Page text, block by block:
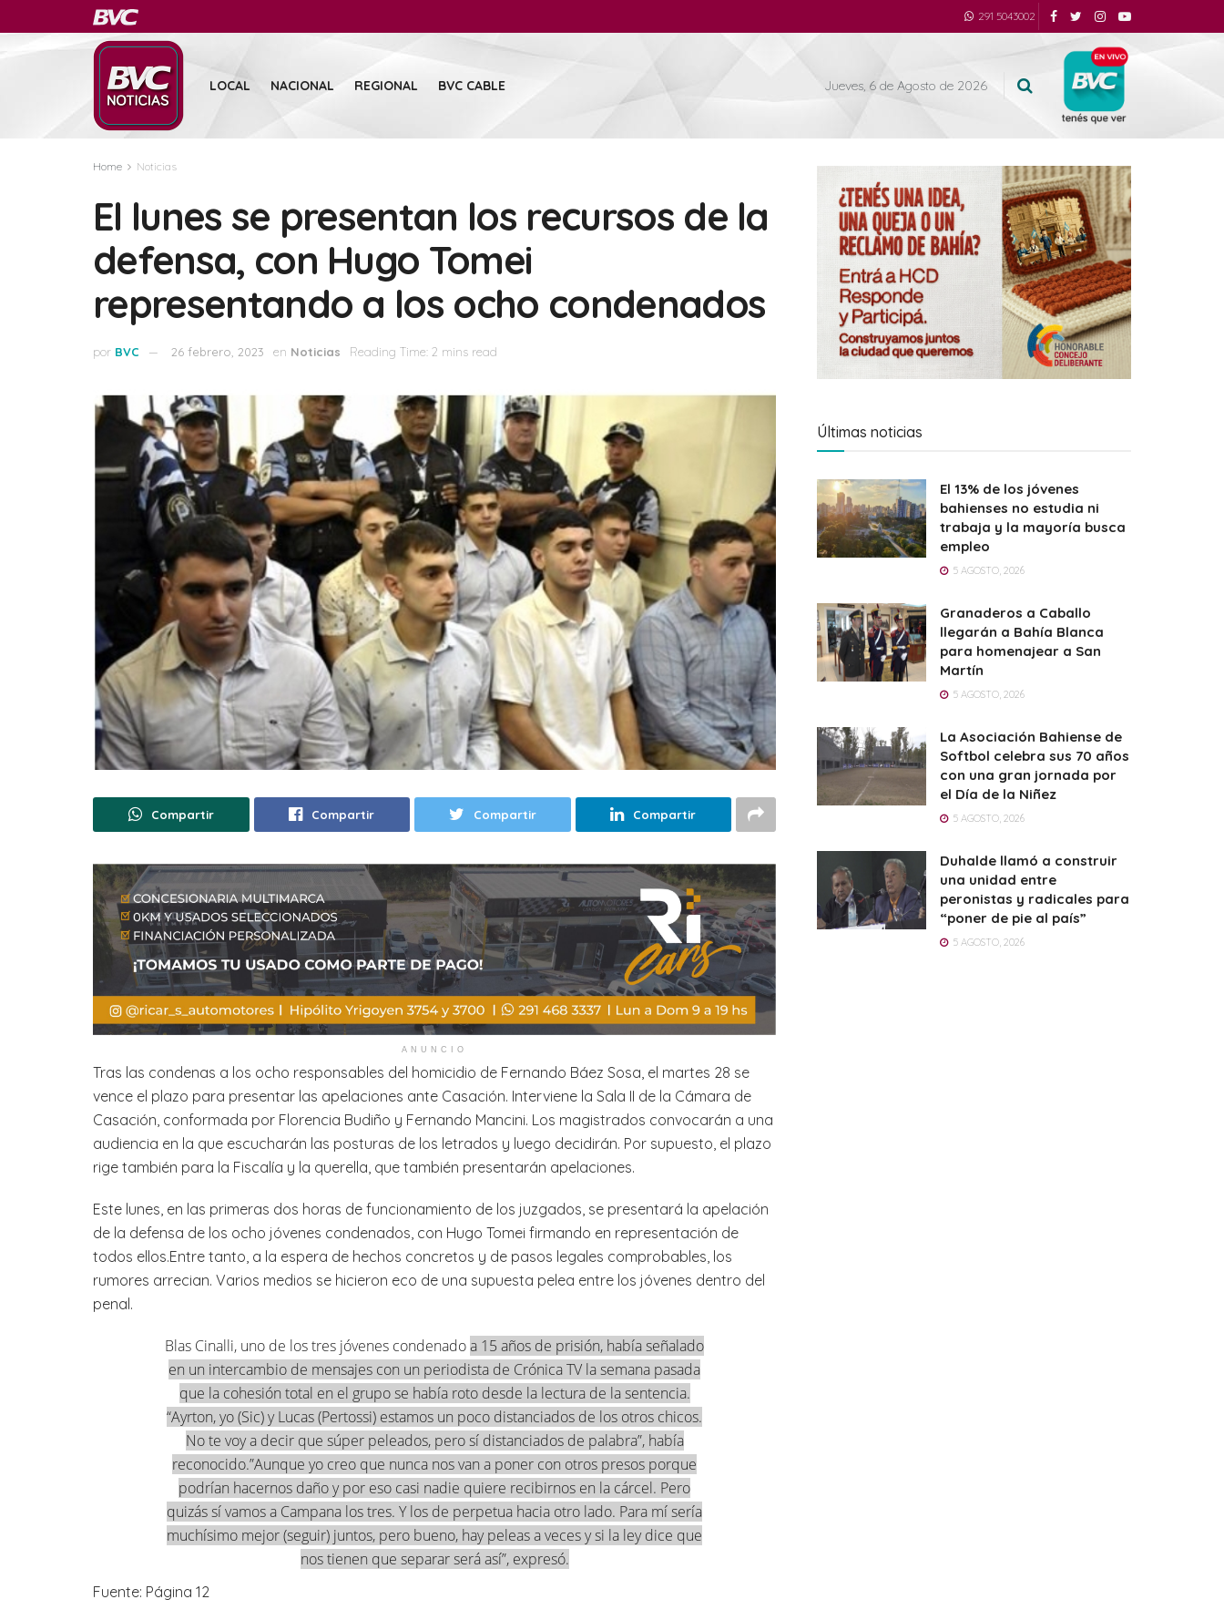
291 5043002
LOCAL NACIONAL REGIONAL BVC CABLE Jueves, 6 de Agosto de 2026
Home Noticias
El lunes se presentan los recursos de la
defensa, con Hugo Tomei
representando a los ocho condenados
por BVC 26 febrero, 2023 en Noticias Reading Time: 2 mins read
Compartir Compartir Compartir Compartir
ANUNCIO
Tras las condenas a los ocho responsables del homicidio de Fernando Báez Sosa, el martes 28 se
vence el plazo para presentar las apelaciones ante Casación. Interviene la Sala II de la Cámara de
Casación, conformada por Florencia Budiño y Fernando Mancini. Los magistrados convocarán a una
audiencia en la que escucharán las posturas de los letrados y luego decidirán. Por supuesto, el plazo
rige también para la Fiscalía y la querella, que también presentarán apelaciones.
Este lunes, en las primeras dos horas de funcionamiento de los juzgados, se presentará la apelación
de la defensa de los ocho jóvenes condenados, con Hugo Tomei firmando en representación de
todos ellos.Entre tanto, a la espera de hechos concretos y de pasos legales comprobables, los
rumores arrecian. Varios medios se hicieron eco de una supuesta pelea entre los jóvenes dentro del
penal.
Blas Cinalli, uno de los tres jóvenes condenadoa 15 años de prisión, había señalado
en un intercambio de mensajes con un periodista de Crónica TV la semana pasada
que la cohesión total en el grupo se había roto desde la lectura de la sentencia.
“Ayrton, yo (Sic) y Lucas (Pertossi) estamos un poco distanciados de los otros chicos.
No te voy a decir que súper peleados, pero sí distanciados de palabra”, había
reconocido.”Aunque yo creo que nunca nos van a poner con otros presos porque
podrían hacernos daño y por eso casi nadie quiere recibirnos en la cárcel. Pero
quizás sí vamos a Campana los tres. Y los de perpetua hacia otro lado. Para mí sería
muchísimo mejor (seguir) juntos, pero bueno, hay peleas a veces y si la ley dice que
nos tienen que separar será así”, expresó.
Fuente: Página 12
Últimas noticias
El 13% de los jóvenes
bahienses no estudia ni
trabaja y la mayoría busca
empleo
5 AGOSTO, 2026
Granaderos a Caballo
llegarán a Bahía Blanca
para homenajear a San
Martín
5 AGOSTO, 2026
La Asociación Bahiense de
Softbol celebra sus 70 años
con una gran jornada por
el Día de la Niñez
5 AGOSTO, 2026
Duhalde llamó a construir
una unidad entre
peronistas y radicales para
“poner de pie al país”
5 AGOSTO, 2026